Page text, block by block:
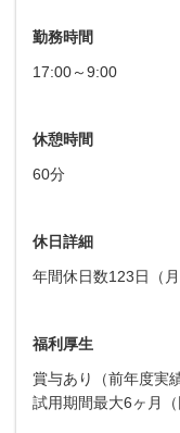
勤務時間
17:00～9:00
休憩時間
60分
休日詳細
年間休日数123日（
福利厚生
賞与あり（前年度実
試用期間最大6ヶ月（